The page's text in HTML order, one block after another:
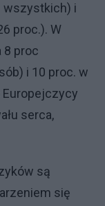
wszystkich) i
proc.). W
8 proc
i 10 proc. w
Europejczycy
serca,
są
się